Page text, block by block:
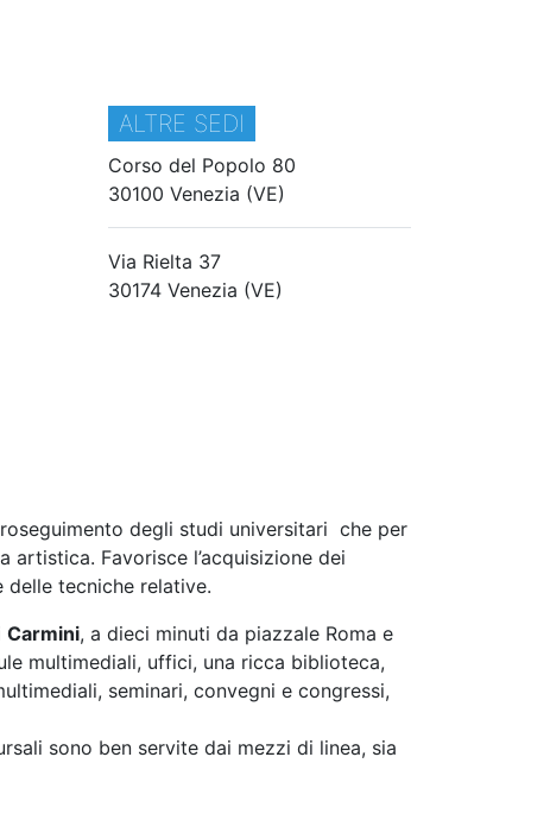
ALTRE SEDI
Corso del Popolo 80
30100 Venezia (VE)
Via Rielta 37
30174 Venezia (VE)
degli studi universitari che per
Favorisce l’acquisizione dei
tecniche relative.
Carmini, a dieci minuti da piazzale Roma e
multimediali, uffici, una ricca biblioteca,
seminari, convegni e congressi,
sono ben servite dai mezzi di linea, sia